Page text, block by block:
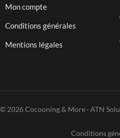
Mon compte
Conditions générales
Mentions légales
© 2026 Cocooning & More · ATN
Conditions